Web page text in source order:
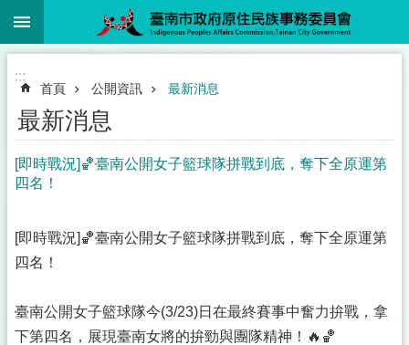
跳到主要內容區塊
:::
首頁 公開資訊 最新消息
最新消息
[即時戰況]🏀臺南公開女子籃球隊拼戰到底，奪下全原運第
四名！
[即時戰況]🏀臺南公開女子籃球隊拼戰到底，奪下全原運第
四名！
臺南公開女子籃球隊今(3/23)日在最終賽事中奮力拚戰，拿
下第四名，展現臺南女將的拚勁與團隊精神！🔥🏀